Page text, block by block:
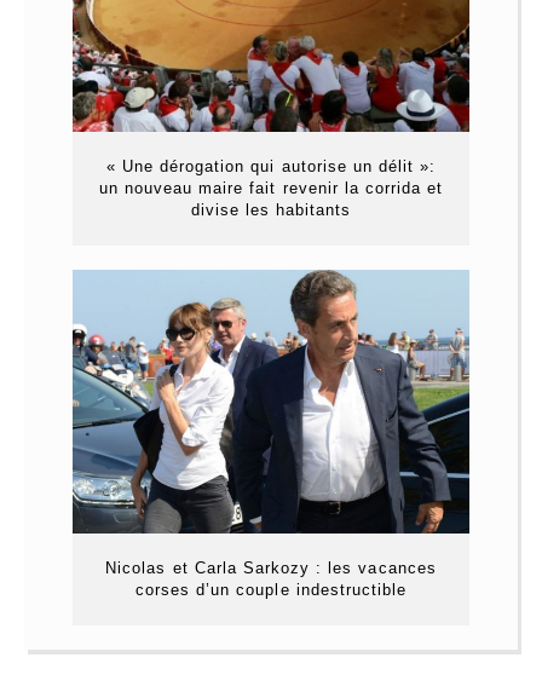
« Une dérogation qui autorise un délit »:
un nouveau maire fait revenir la corrida et
divise les habitants
Nicolas et Carla Sarkozy : les vacances
corses d’un couple indestructible